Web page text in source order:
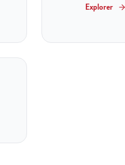
Explorer